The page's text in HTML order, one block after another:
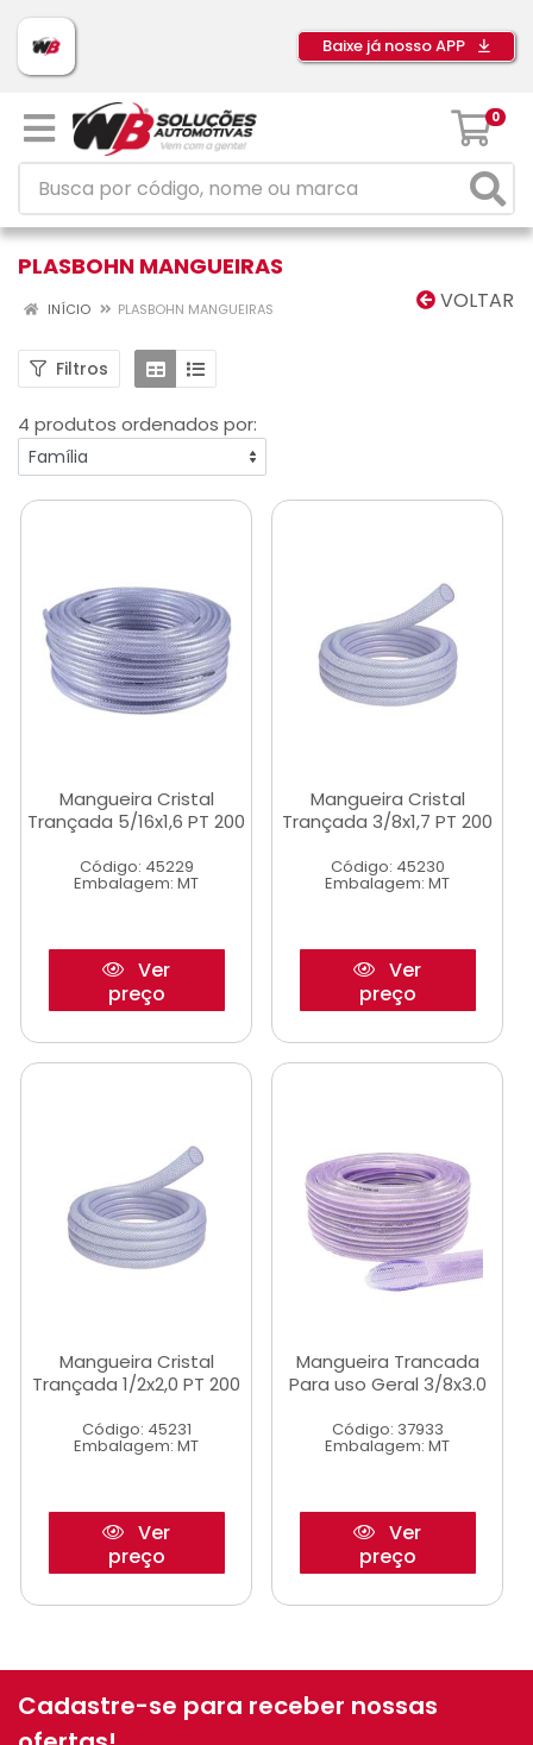
Baixe já nosso APP
0
PLASBOHN MANGUEIRAS
VOLTAR
INÍCIO PLASBOHN MANGUEIRAS
Filtros
4 produtos ordenados por:
Mangueira Cristal
Trançada 5/16x1,6 PT 200
Código: 45229
Embalagem: MT
Ver
preço
Mangueira Cristal
Trançada 3/8x1,7 PT 200
Código: 45230
Embalagem: MT
Ver
preço
Mangueira Cristal
Trançada 1/2x2,0 PT 200
Código: 45231
Embalagem: MT
Ver
preço
Mangueira Trancada
Para uso Geral 3/8x3.0
Código: 37933
Embalagem: MT
Ver
preço
Cadastre-se para receber nossas